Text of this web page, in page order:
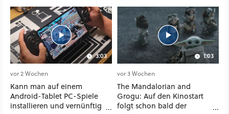
3:03
vor 2 Wochen
Kann man auf einem
Android-Tablet PC-Spiele
installieren und vernünftig
1:03
vor 3 Wochen
The Mandalorian and
Grogu: Auf den Kinostart
folgt schon bald der